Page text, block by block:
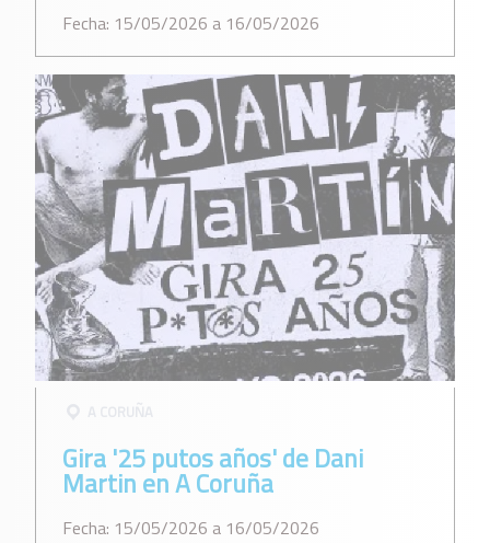
Fecha: 15/05/2026 a 16/05/2026
A CORUÑA
Gira '25 putos años' de Dani
Martin en A Coruña
Fecha: 15/05/2026 a 16/05/2026